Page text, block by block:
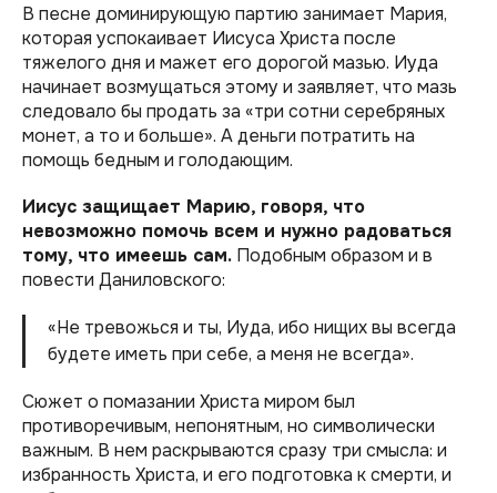
В песне доминирующую партию занимает Мария,
которая успокаивает Иисуса Христа после
тяжелого дня и мажет его дорогой мазью. Иуда
начинает возмущаться этому и заявляет, что мазь
следовало бы продать за «три сотни серебряных
монет, а то и больше»‎. А деньги потратить на
помощь бедным и голодающим.
Иисус защищает Марию, говоря, что
невозможно помочь всем и нужно радоваться
тому, что имеешь сам. Подобным образом и в
повести Даниловского:
«Не тревожься и ты, Иуда, ибо нищих вы всегда
будете иметь при себе, а меня не всегда»‎.
Сюжет о помазании Христа миром был
противоречивым, непонятным, но символически
важным. В нем раскрываются сразу три смысла: и
избранность Христа, и его подготовка к смерти, и